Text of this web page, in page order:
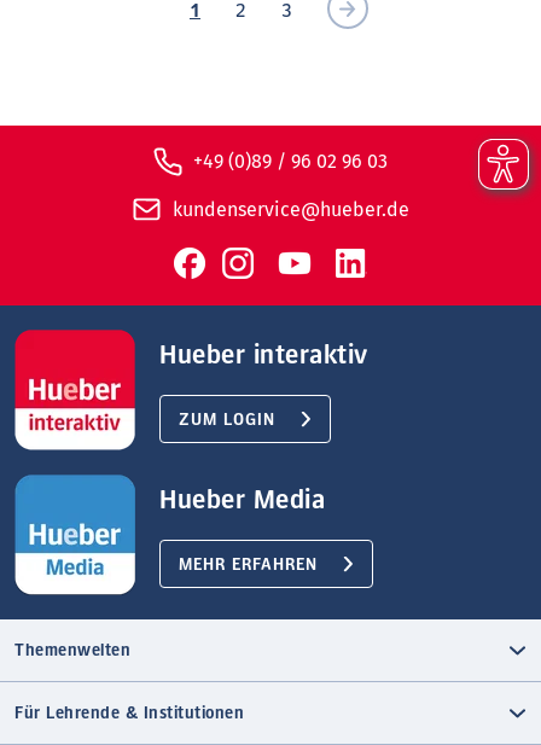
1 2 3
+49 (0)89 / 96 02 96 03
kundenservice@hueber.de
Hueber interaktiv
ZUM LOGIN
Hueber Media
MEHR ERFAHREN
Themenwelten
Für Lehrende & Institutionen